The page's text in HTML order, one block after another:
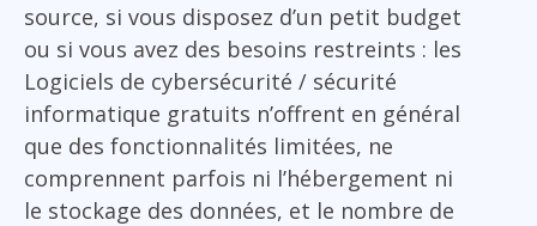
source, si vous disposez d’un petit budget
ou si vous avez des besoins restreints : les
Logiciels de cybersécurité / sécurité
informatique gratuits n’offrent en général
que des fonctionnalités limitées, ne
comprennent parfois ni l’hébergement ni
le stockage des données, et le nombre de